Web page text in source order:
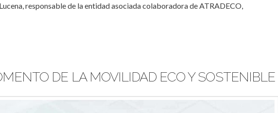
responsable de la entidad asociada colaboradora de ATRADECO,
DE LA MOVILIDAD ECO Y SOSTENIBLE